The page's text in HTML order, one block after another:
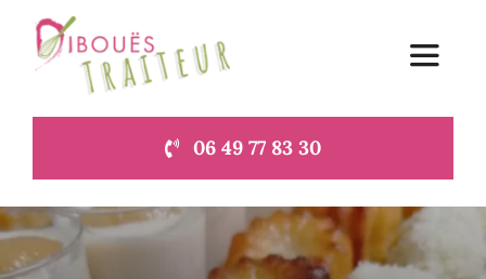
Passer
Toggle
Le blog du traiteur à Lamballe
06 49 77 83 30